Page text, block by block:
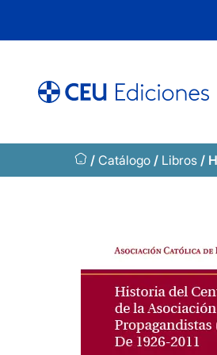
/Catálogo / Libros /